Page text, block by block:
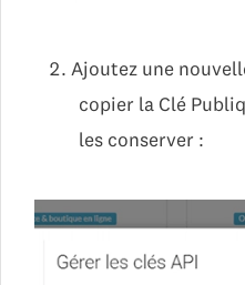
Ajoutez une
copier la Clé
les conserver :